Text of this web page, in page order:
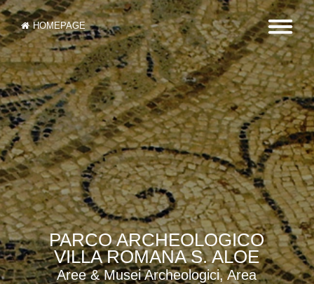
HOMEPAGE
PARCO ARCHEOLOGICO
VILLA ROMANA S. ALOE
Aree & Musei Archeologici, Area